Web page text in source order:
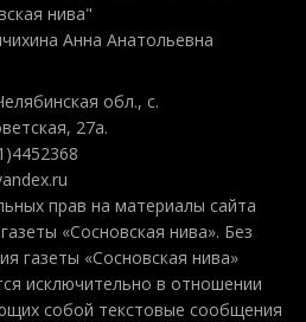
нива"
Анна Анатольевна
обл., с.
27а.
прав на материалы сайта
«Сосновская нива». Без
газеты «Сосновская нива»
исключительно в отношении
собой текстовые сообщения